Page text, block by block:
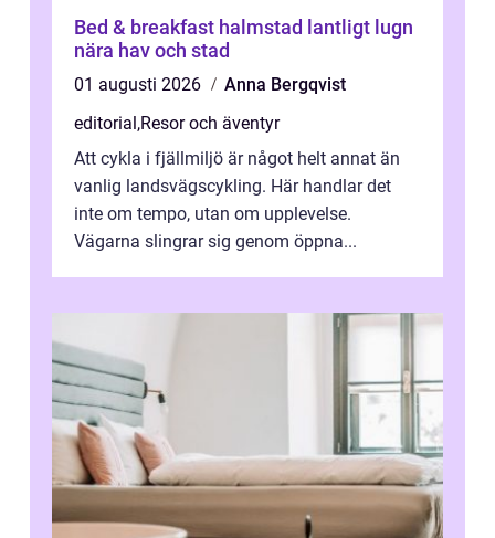
Bed & breakfast halmstad lantligt lugn
nära hav och stad
01 augusti 2026
Anna Bergqvist
editorial,Resor och äventyr
Att cykla i fjällmiljö är något helt annat än
vanlig landsvägscykling. Här handlar det
inte om tempo, utan om upplevelse.
Vägarna slingrar sig genom öppna...